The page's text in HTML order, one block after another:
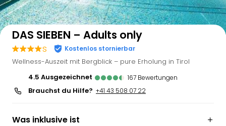
Auf der Karte anzeigen
DAS SIEBEN – Adults only
s Kostenlos stornierbar
Wellness-Auszeit mit Bergblick – pure Erholung in Tirol
4.5
ausgezeichnet 167 Bewertungen
Brauchst du Hilfe? +41 43 508 07 22
Was inklusive ist